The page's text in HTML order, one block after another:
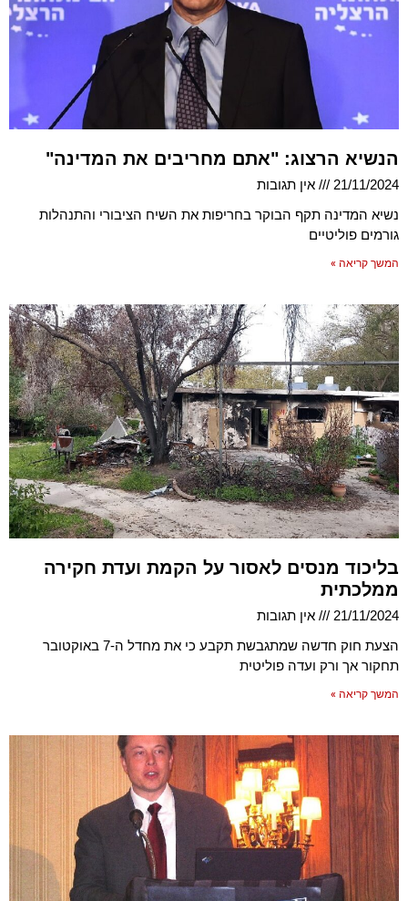
הנשיא הרצוג: "אתם מחריבים את המדינה"
21/11/2024
אין תגובות
נשיא המדינה תקף הבוקר בחריפות את השיח הציבורי והתנהלות
גורמים פוליטיים
המשך קריאה »
בליכוד מנסים לאסור על הקמת ועדת חקירה
ממלכתית
21/11/2024
אין תגובות
הצעת חוק חדשה שמתגבשת תקבע כי את מחדל ה-7 באוקטובר
תחקור אך ורק ועדה פוליטית
המשך קריאה »